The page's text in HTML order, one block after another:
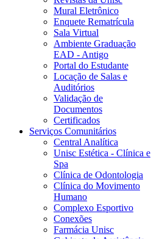
Mural Eletrônico
Enquete Rematrícula
Sala Virtual
Ambiente Graduação
EAD - Antigo
Portal do Estudante
Locação de Salas e
Auditórios
Validação de
Documentos
Certificados
Serviços Comunitários
Central Analítica
Unisc Estética - Clínica e
Spa
Clínica de Odontologia
Clínica do Movimento
Humano
Complexo Esportivo
Conexões
Farmácia Unisc